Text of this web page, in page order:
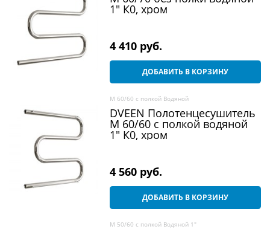
1" К0, хром
4 410 руб.
ДОБАВИТЬ В КОРЗИНУ
M 60/60 c полкой Водяной
DVEEN Полотенцесушитель
M 60/60 c полкой водяной
1" К0, хром
4 560 руб.
ДОБАВИТЬ В КОРЗИНУ
M 50/60 c полкой Водяной 1"